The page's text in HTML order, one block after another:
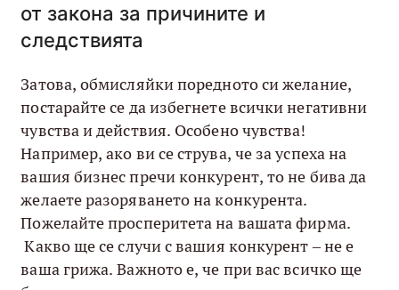
от закона за причините и
следствията
Затова, обмисляйки поредното си желание,
постарайте се да избегнете всички негативни
чувства и действия. Особено чувства!
Например, ако ви се струва, че за успеха на
вашия бизнес пречи конкурент, то не бива да
желаете разоряването на конкурента.
Пожелайте просперитета на вашата фирма.
Какво ще се случи с вашия конкурент – не е
ваша грижа. Важното е, че при вас всичко ще